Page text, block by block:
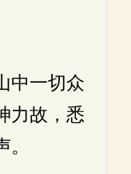
中一切众
力故，悉